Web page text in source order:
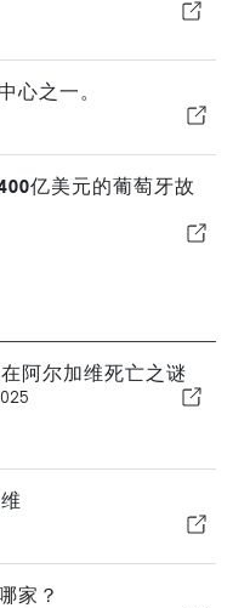
心之一。
亿美元的葡萄牙故
阿尔加维死亡之谜
家？